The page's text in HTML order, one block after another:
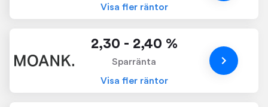
Visa fler räntor
2,30 - 2,40 %
Sparränta
Visa fler räntor